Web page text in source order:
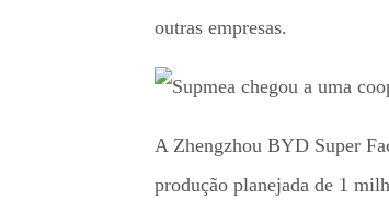
outras empresas.
A Zhengzhou BYD Super
produção planejada de 1